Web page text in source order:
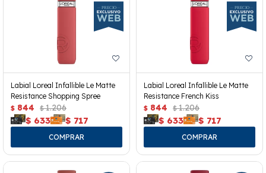
Labial Loreal Infallible Le Matte
Resistance Shopping Spree
$ 844 $ 1.206
$ 633 $ 717
Labial Loreal Infallible Le Matte
Resistance French Kiss
$ 844 $ 1.206
$ 633 $ 717